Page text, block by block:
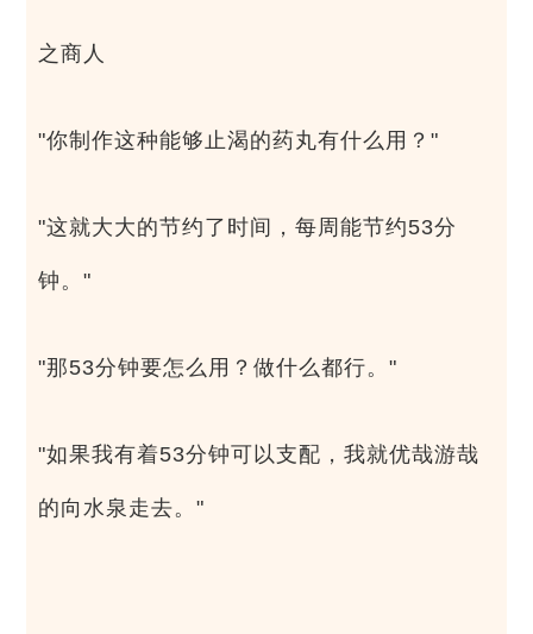
之商人
"你制作这种能够止渴的药丸有什么用？"
"这就大大的节约了时间，每周能节约53分
钟。"
"那53分钟要怎么用？做什么都行。"
"如果我有着53分钟可以支配，我就优哉游哉
的向水泉走去。"